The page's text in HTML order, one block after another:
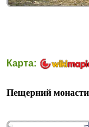
Карта:
Пещерний